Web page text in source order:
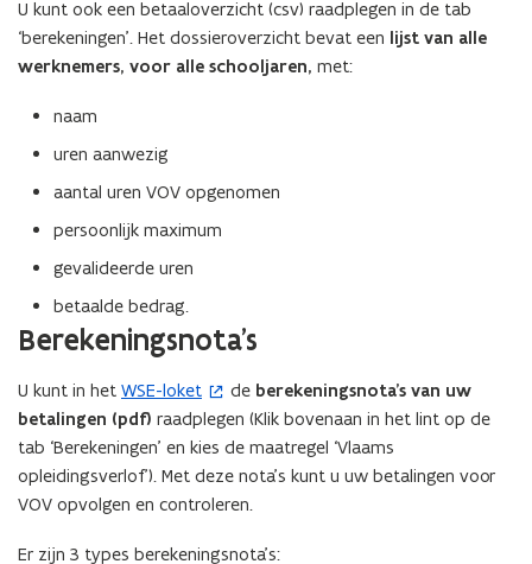
e
)
U kunt ook een betaaloverzicht (csv) raadplegen in de tab
‘berekeningen’. Het dossieroverzicht bevat een lijst van alle
werknemers, voor alle schooljaren, met:
naam
uren aanwezig
aantal uren VOV opgenomen
persoonlijk maximum
gevalideerde uren
betaalde bedrag.
Berekeningsnota's
U kunt in het WSE-loket
(
o
p
e
n
de berekeningsnota’s van uw
betalingen (pdf) raadplegen (Klik bovenaan in het lint op de
tab ‘Berekeningen’ en kies de maatregel ‘Vlaams
opleidingsverlof’). Met deze nota’s kunt u uw betalingen voor
VOV opvolgen en controleren.
Er zijn 3 types berekeningsnota’s: